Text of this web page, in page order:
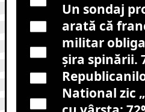
Un sondaj
arată că
militar
șira spinării.
National zic